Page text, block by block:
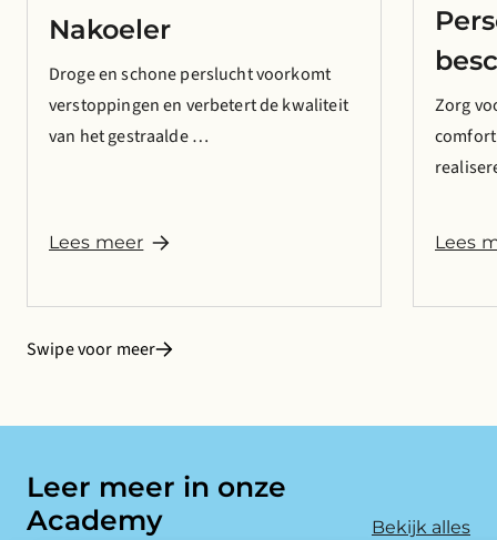
Nakoeler
Droge en schone perslucht voorkomt
verstoppingen en verbetert de kwaliteit
van het gestraalde …
Lees meer
Zorg
Lees
Swipe voor meer
Leer meer in onze
Academy
Bekijk alles